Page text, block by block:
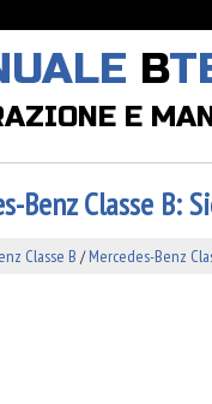
B
E
Benz Classe B:
Classe B /Mercedes-Benz